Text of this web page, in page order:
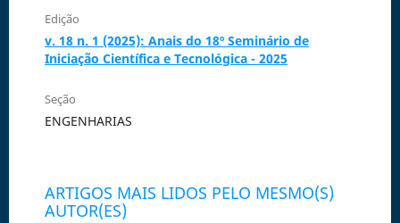
Edição
v. 18 n. 1 (2025): Anais do 18º Seminário de
Iniciação Científica e Tecnológica - 2025
Seção
ENGENHARIAS
ARTIGOS MAIS LIDOS PELO MESMO(S)
AUTOR(ES)